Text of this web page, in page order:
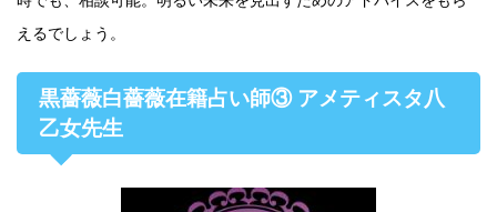
えるでしょう。
黒薔薇白薔薇在籍占い師③ アメティスタ八
乙女先生